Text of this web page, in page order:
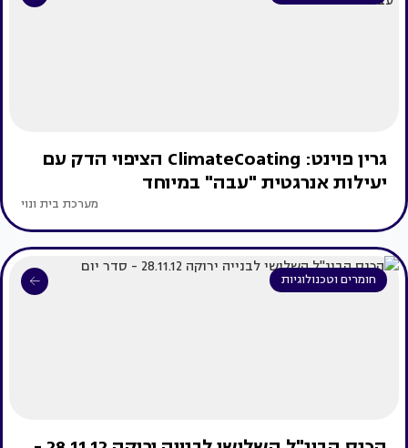
גרין פוינט: ClimateCoating הציפוי הדק עם
יעילות אנרגטית "עבה" במיוחד
מערכת בית ונוי
חומרים וטכנולוגיות